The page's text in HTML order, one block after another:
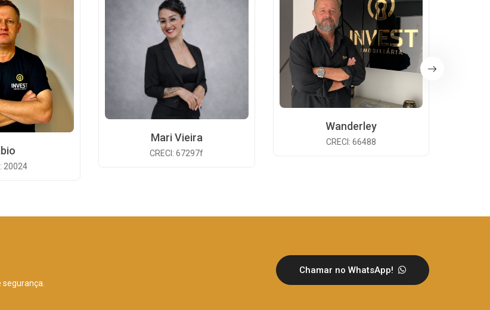
20024
Mari Vieira
CRECI: 67297f
Wanderley
CRECI: 66488
Chamar no WhatsApp!